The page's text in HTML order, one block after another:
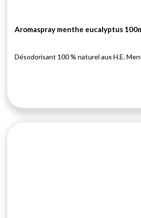
Aromaspray menthe eucalyptus
Désodorisant 100 % naturel aux H.E.